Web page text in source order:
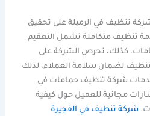
تنظيف في الرميلة على تحقيق
تنظيف متكاملة تشمل التعقيم
كذلك، تحرص الشركة على
لضمان سلامة العملاء، لذلك
خدمات شركة تنظيف حمامات في
مجانية للعميل حول كيفية
شركة تنظيف في الفجيرة